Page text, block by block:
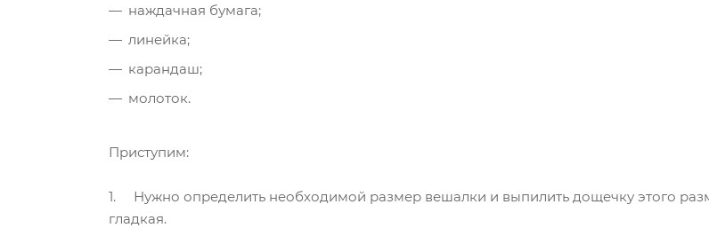
наждачная бумага;
линейка;
карандаш;
молоток.
Приступим:
1. Нужно определить необходимой размер вешалки и выпилить дощечку этого
гладкая.